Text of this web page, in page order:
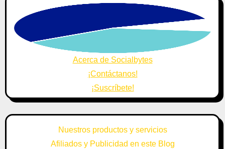
Acerca de Socialbytes
¡Contáctanos!
¡Suscríbete!
Nuestros productos y servicios
Afiliados y Publicidad en este Blog